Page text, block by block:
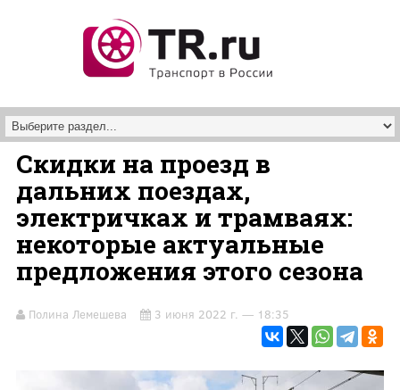
Скидки на проезд в
дальних поездах,
электричках и трамваях:
некоторые актуальные
предложения этого сезона
Полина Лемешева 3 июня 2022 г. — 18:35